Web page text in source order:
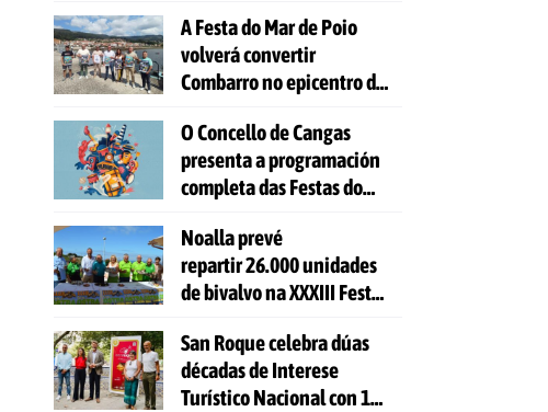
A Festa do Mar de Poio
volverá convertir
Combarro no epicentro da
O Concello de Cangas
presenta a programación
completa das Festas do
Noalla prevé
repartir 26.000 unidades
de bivalvo na XXXIII Festa
San Roque celebra dúas
décadas de Interese
Turístico Nacional con 10